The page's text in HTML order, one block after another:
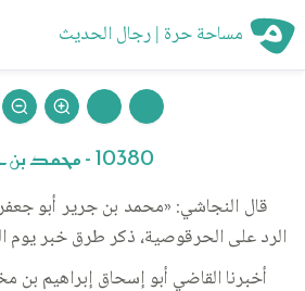
مساحة حرة | رجال الحديث
10380 - محمد بن جرير
قال النجاشي: «محمد بن جرير أبو
الرد على الحرقوصية، ذكر طرق خبر يوم
أخبرنا القاضي أبو إسحاق إبراهيم بن